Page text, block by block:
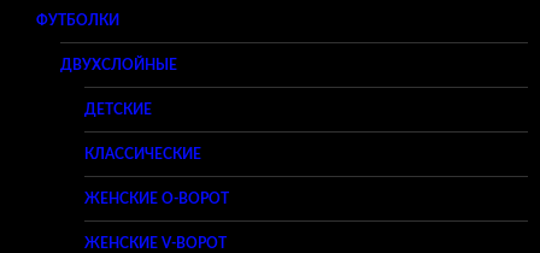
ФУТБОЛКИ
ДВУХСЛОЙНЫЕ
ДЕТСКИЕ
КЛАССИЧЕСКИЕ
ЖЕНСКИЕ O-ВОРОТ
ЖЕНСКИЕ V-ВОРОТ